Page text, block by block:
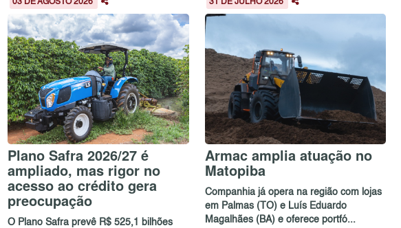
03 DE AGOSTO 2026
Plano Safra 2026/27 é
ampliado, mas rigor no
acesso ao crédito gera
preocupação
O Plano Safra prevê R$ 525,1 bilhões
31 DE JULHO 2026
Armac amplia atuação no
Matopiba
Companhia já opera na região com lojas
em Palmas (TO) e Luís Eduardo
Magalhães (BA) e oferece portfó...